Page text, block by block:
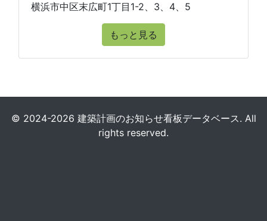
横浜市中区末広町1丁目1-2、3、4、5
もっと見る
© 2024-2026 建築計画のお知らせ看板データベース. All
rights reserved.